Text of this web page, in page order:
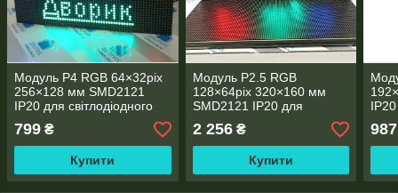
Модуль P4 RGB 64×32pix
256×128 мм SMD2121
IP20 для світлодіодного
екрану
799 ₴
Купити
Модуль P2.5 RGB
128×64pix 320×160 мм
SMD2121 IP20 для
світлодіодного екрана
2 256₴
Купити
IP20
987